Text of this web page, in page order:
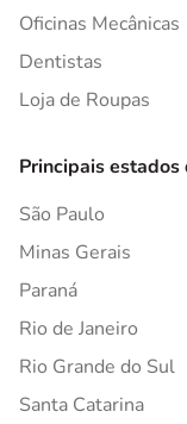
Oficinas Mecânicas
Dentistas
Loja de Roupas
Principais estados
São Paulo
Minas Gerais
Paraná
Rio de Janeiro
Rio Grande do Sul
Santa Catarina